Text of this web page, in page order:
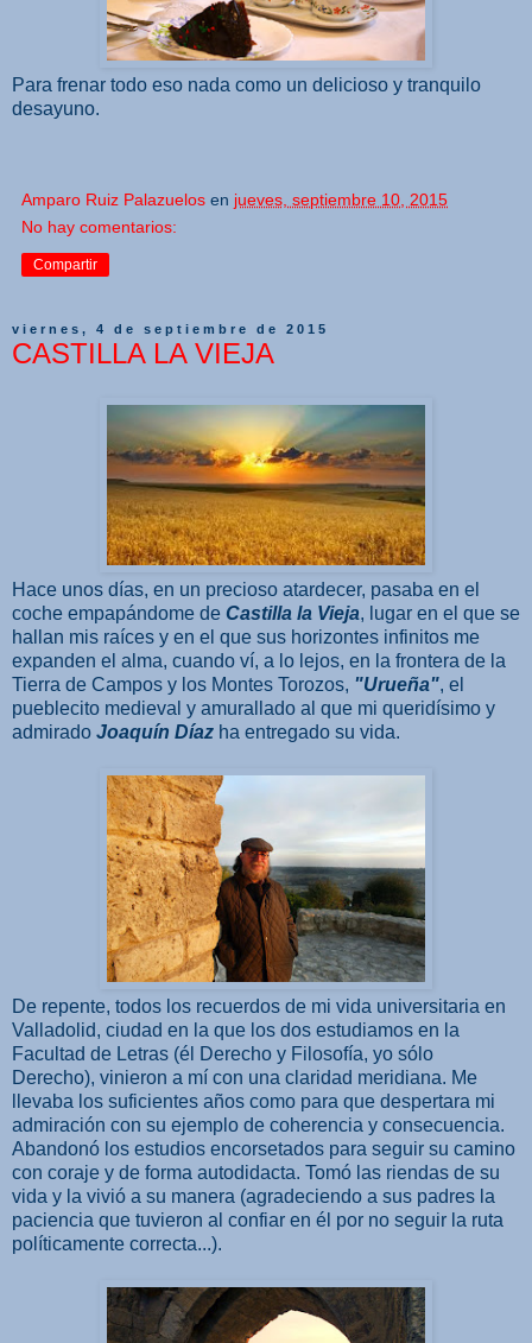
Para frenar todo eso nada como un delicioso y tranquilo
desayuno.
Amparo Ruiz Palazuelos en jueves, septiembre 10, 2015
No hay comentarios:
Compartir
viernes, 4 de septiembre de 2015
CASTILLA LA VIEJA
Hace unos días, en un precioso atardecer, pasaba en el
coche empapándome de Castilla la Vieja, lugar en el que se
hallan mis raíces y en el que sus horizontes infinitos me
expanden el alma, cuando ví, a lo lejos, en la frontera de la
Tierra de Campos y los Montes Torozos, "Urueña", el
pueblecito medieval y amurallado al que mi queridísimo y
admirado Joaquín Díaz ha entregado su vida.
De repente, todos los recuerdos de mi vida universitaria en
Valladolid, ciudad en la que los dos estudiamos en la
Facultad de Letras (él Derecho y Filosofía, yo sólo
Derecho), vinieron a mí con una claridad meridiana. Me
llevaba los suficientes años como para que despertara mi
admiración con su ejemplo de coherencia y consecuencia.
Abandonó los estudios encorsetados para seguir su camino
con coraje y de forma autodidacta. Tomó las riendas de su
vida y la vivió a su manera (agradeciendo a sus padres la
paciencia que tuvieron al confiar en él por no seguir la ruta
políticamente correcta...).